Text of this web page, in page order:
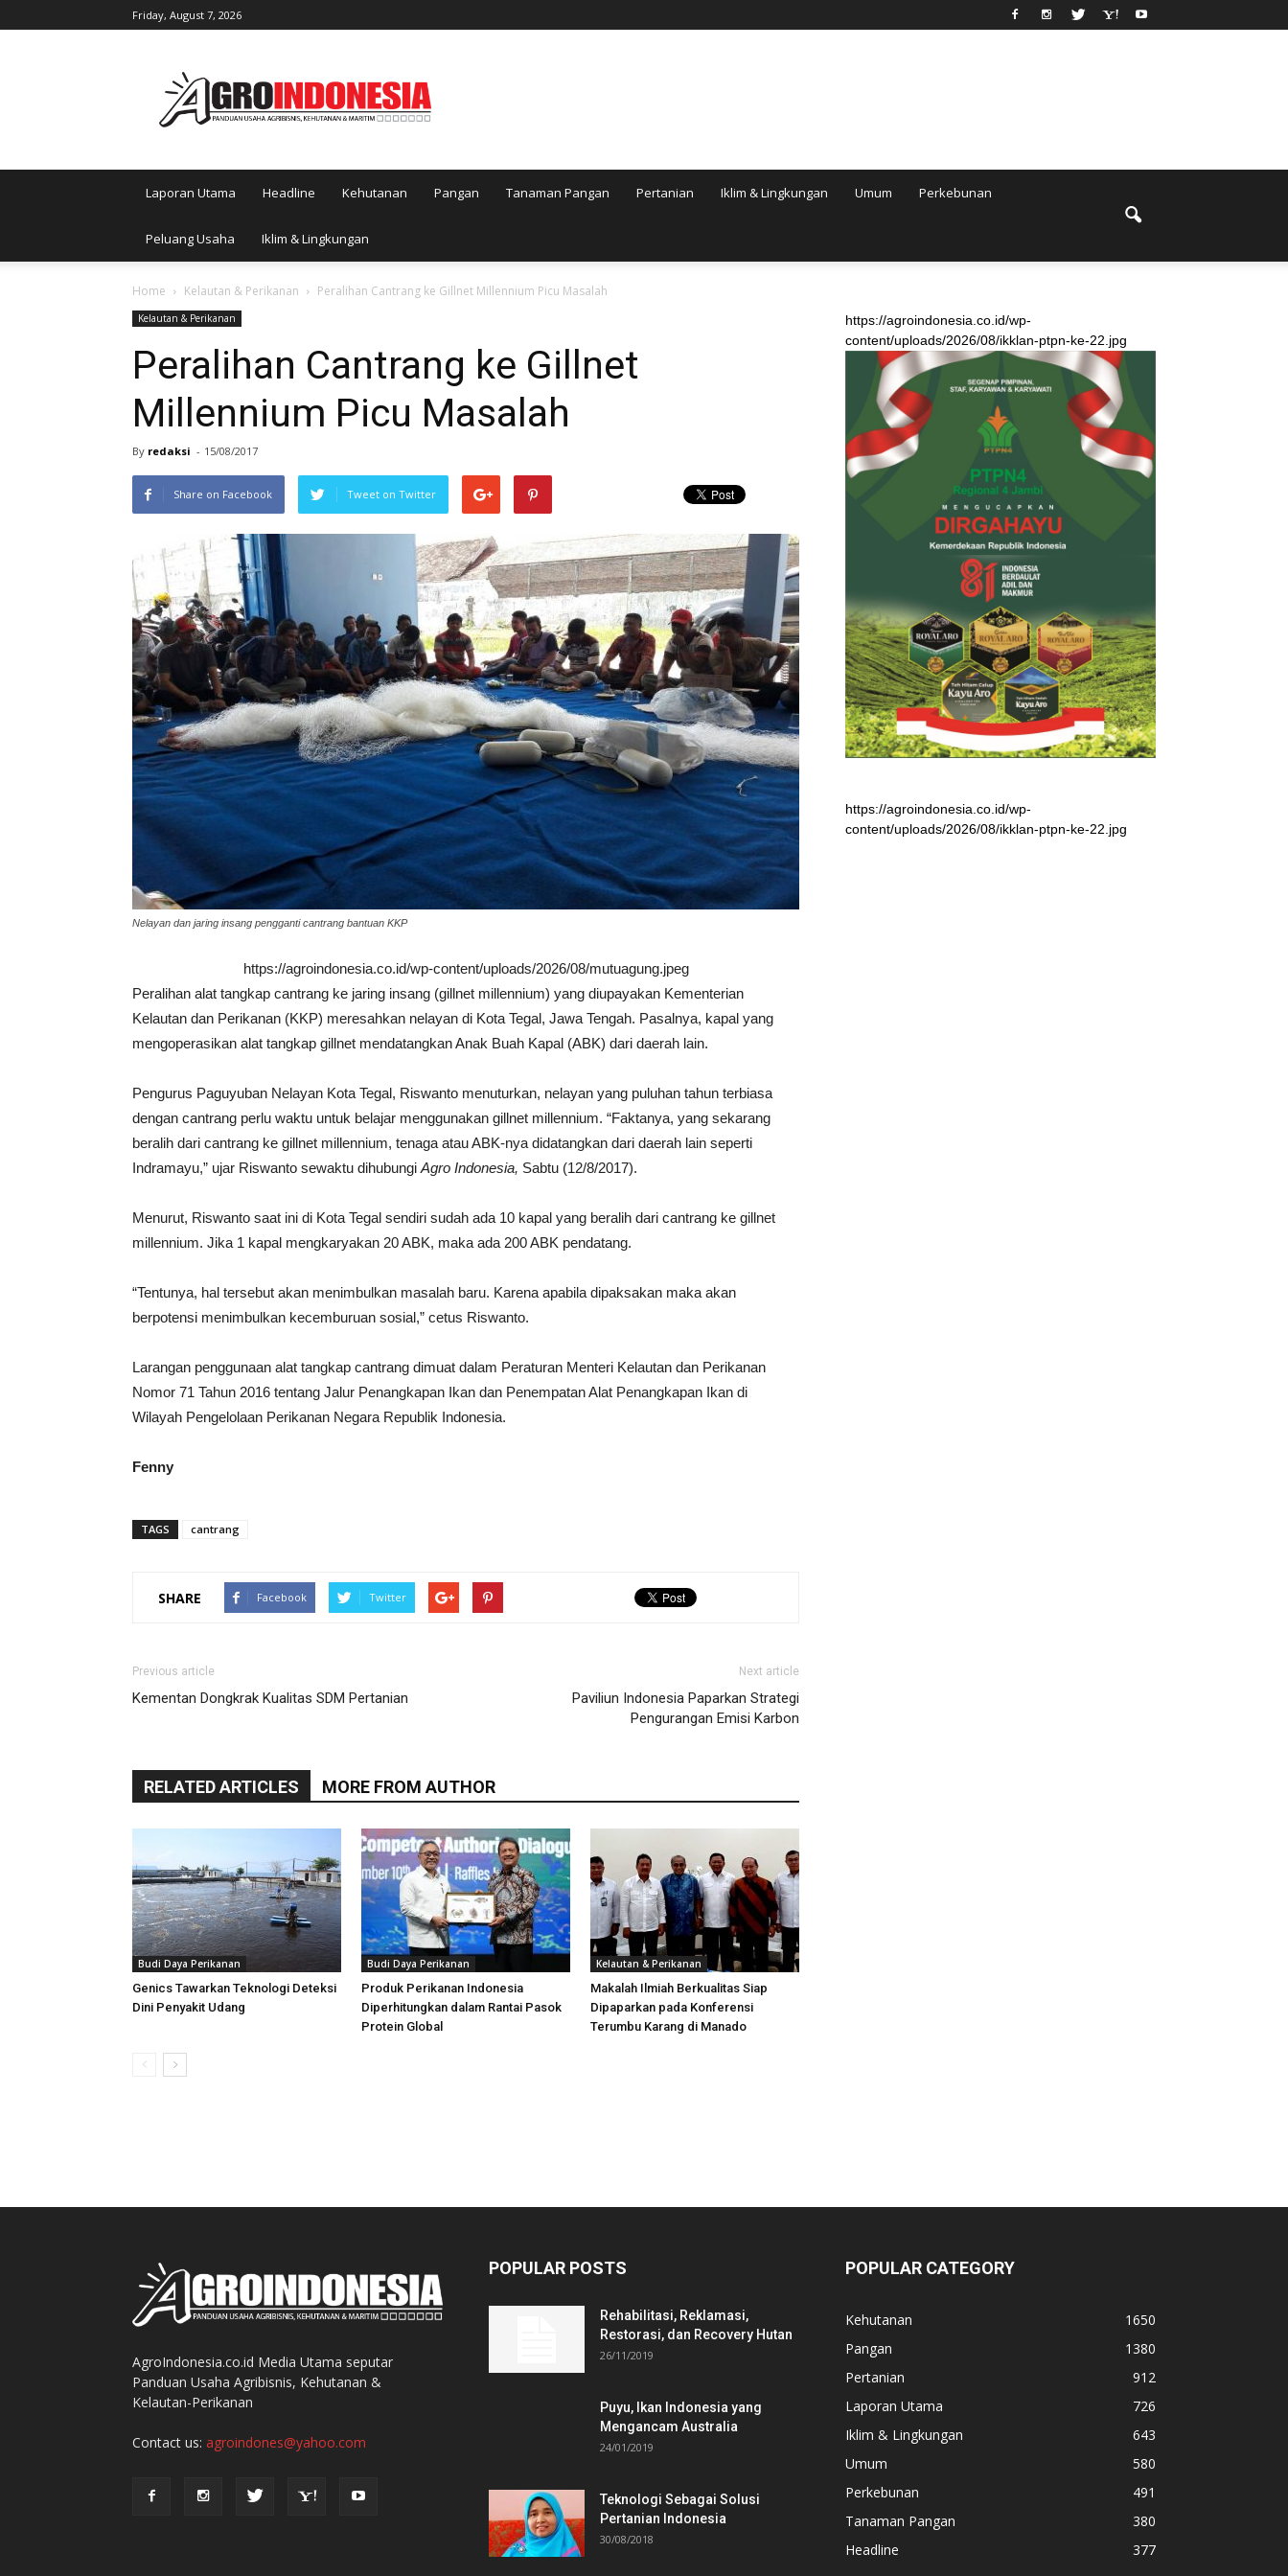
Friday, August 7, 2026
Laporan Utama Headline Kehutanan Pangan Tanaman Pangan Pertanian Iklim & Lingkungan Umum Perkebunan
Peluang Usaha Iklim & Lingkungan
Home Kelautan & Perikanan Peralihan Cantrang ke Gillnet Millennium Picu Masalah
Kelautan & Perikanan
Peralihan Cantrang ke Gillnet
Millennium Picu Masalah
By redaksi - 15/08/2017
Share on Facebook Tweet on Twitter
Nelayan dan jaring insang pengganti cantrang bantuan KKP
https://agroindonesia.co.id/wp-content/uploads/2026/08/mutuagung.jpeg
Peralihan alat tangkap cantrang ke jaring insang (gillnet millennium) yang diupayakan Kementerian
Kelautan dan Perikanan (KKP) meresahkan nelayan di Kota Tegal, Jawa Tengah. Pasalnya, kapal yang
mengoperasikan alat tangkap gillnet mendatangkan Anak Buah Kapal (ABK) dari daerah lain.
Pengurus Paguyuban Nelayan Kota Tegal, Riswanto menuturkan, nelayan yang puluhan tahun terbiasa
dengan cantrang perlu waktu untuk belajar menggunakan gillnet millennium. “Faktanya, yang sekarang
beralih dari cantrang ke gillnet millennium, tenaga atau ABK-nya didatangkan dari daerah lain seperti
Indramayu,” ujar Riswanto sewaktu dihubungi Agro Indonesia, Sabtu (12/8/2017).
Menurut, Riswanto saat ini di Kota Tegal sendiri sudah ada 10 kapal yang beralih dari cantrang ke gillnet
millennium. Jika 1 kapal mengkaryakan 20 ABK, maka ada 200 ABK pendatang.
“Tentunya, hal tersebut akan menimbulkan masalah baru. Karena apabila dipaksakan maka akan
berpotensi menimbulkan kecemburuan sosial,” cetus Riswanto.
Larangan penggunaan alat tangkap cantrang dimuat dalam Peraturan Menteri Kelautan dan Perikanan
Nomor 71 Tahun 2016 tentang Jalur Penangkapan Ikan dan Penempatan Alat Penangkapan Ikan di
Wilayah Pengelolaan Perikanan Negara Republik Indonesia.
Fenny
TAGS cantrang
SHARE Facebook Twitter
Previous article
Kementan Dongkrak Kualitas SDM Pertanian
Next article
Paviliun Indonesia Paparkan Strategi
Pengurangan Emisi Karbon
RELATED ARTICLES MORE FROM AUTHOR
Budi Daya Perikanan
Genics Tawarkan Teknologi Deteksi
Dini Penyakit Udang
Budi Daya Perikanan
Produk Perikanan Indonesia
Diperhitungkan dalam Rantai Pasok
Protein Global
Kelautan & Perikanan
Makalah Ilmiah Berkualitas Siap
Dipaparkan pada Konferensi
Terumbu Karang di Manado
https://agroindonesia.co.id/wp-
content/uploads/2026/08/ikklan-ptpn-ke-22.jpg
https://agroindonesia.co.id/wp-
content/uploads/2026/08/ikklan-ptpn-ke-22.jpg
AgroIndonesia.co.id Media Utama seputar
Panduan Usaha Agribisnis, Kehutanan &
Kelautan-Perikanan
Contact us: agroindones@yahoo.com
POPULAR POSTS
Rehabilitasi, Reklamasi,
Restorasi, dan Recovery Hutan
26/11/2019
Puyu, Ikan Indonesia yang
Mengancam Australia
24/01/2019
Teknologi Sebagai Solusi
Pertanian Indonesia
30/08/2018
POPULAR CATEGORY
Kehutanan
1650
Pangan
1380
Pertanian
912
Laporan Utama
726
Iklim & Lingkungan
643
Umum
580
Perkebunan
491
Tanaman Pangan
380
Headline
377